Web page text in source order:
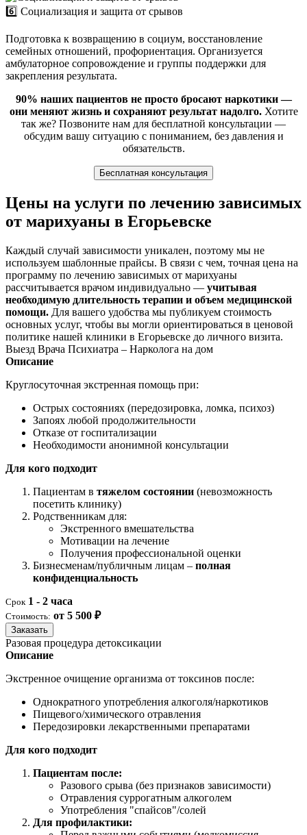
6️⃣ Социализация и защита от срывов
Подготовка к возвращению в социум, восстановление
семейных отношений, профориентация. Организуется
амбулаторное сопровождение и группы поддержки для
закрепления результата.
90% наших пациентов не просто бросают наркотики —
они меняют жизнь и сохраняют результат надолго.Хотите
так же? Позвоните нам для бесплатной консультации —
обсудим вашу ситуацию с пониманием, без давления и
обязательств.
Бесплатная консультация
Цены на услуги по лечению зависимых
от марихуаны в Егорьевске
Каждый случай зависимости уникален, поэтому мы не
используем шаблонные прайсы. В связи с чем, точная цена на
программу по лечению зависимых от марихуаны
рассчитывается врачом индивидуально — учитывая
необходимую длительность терапии и объем медицинской
помощи. Для вашего удобства мы публикуем стоимость
основных услуг, чтобы вы могли ориентироваться в ценовой
политике нашей клиники в Егорьевске до личного визита.
Выезд Врача Психиатра – Нарколога на дом
Описание
Круглосуточная экстренная помощь при:
Острых состояниях (передозировка, ломка, психоз)
Запоях любой продолжительности
Отказе от госпитализации
Необходимости анонимной консультации
Для кого подходит
Пациентам в тяжелом состоянии (невозможность
посетить клинику)
Родственникам для:
Экстренного вмешательства
Мотивации на лечение
Получения профессиональной оценки
Бизнесменам/публичным лицам – полная
конфиденциальность
Срок 1 - 2 часа
Стоимость: от 5 500 ₽
Заказать
Разовая процедура детоксикации
Описание
Экстренное очищение организма от токсинов после:
Однократного употребления алкоголя/наркотиков
Пищевого/химического отравления
Передозировки лекарственными препаратами
Для кого подходит
Пациентам после:
Разового срыва (без признаков зависимости)
Отравления суррогатным алкоголем
Употребления "спайсов"/солей
Для профилактики: